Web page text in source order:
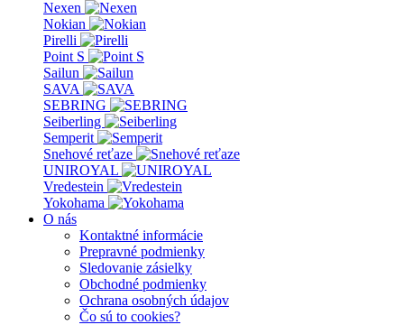
Nexen
Nokian
Pirelli
Point S
Sailun
SAVA
SEBRING
Seiberling
Semperit
Snehové reťaze
UNIROYAL
Vredestein
Yokohama
O nás
Kontaktné informácie
Prepravné podmienky
Sledovanie zásielky
Obchodné podmienky
Ochrana osobných údajov
Čo sú to cookies?